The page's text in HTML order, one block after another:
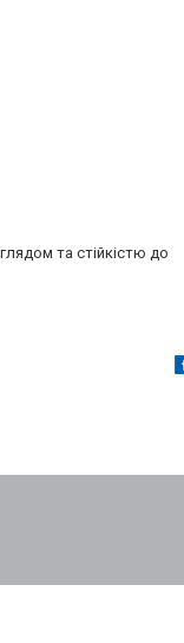
та стійкістю до